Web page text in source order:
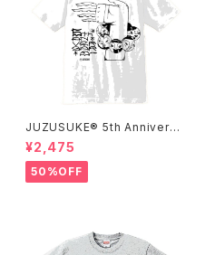
JUZUSUKE® 5th Anniversa
ry Tee
¥2,475
50%OFF